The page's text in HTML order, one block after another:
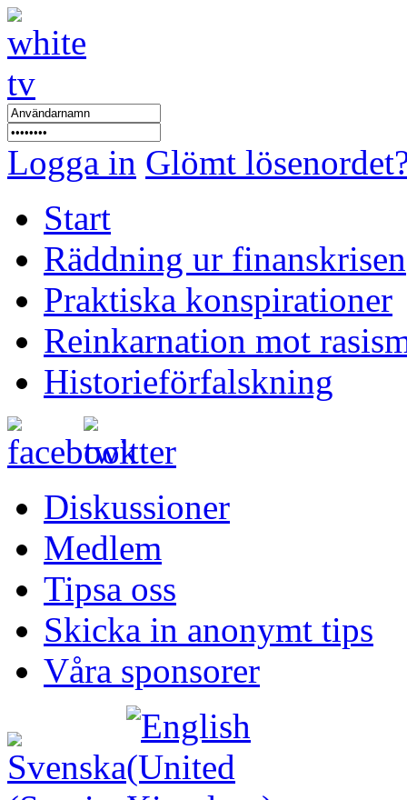
Logga in Glömt
Start
Räddning ur finanskrisen
Praktiska konspirationer
Reinkarnation mot
Historieförfalskning
Diskussioner
Medlem
Tipsa oss
Skicka in anonymt tips
Våra sponsorer